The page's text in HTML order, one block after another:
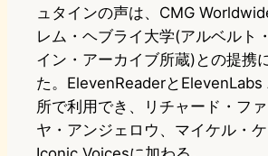
ュタインの声は、CMG
レム・ヘブライ大学(アルベルト
イン・アーカイブ所蔵)との提携
た。ElevenReaderと
所で利用でき、リチャード・フ
ヤ・アンジェロウ、マイケル・